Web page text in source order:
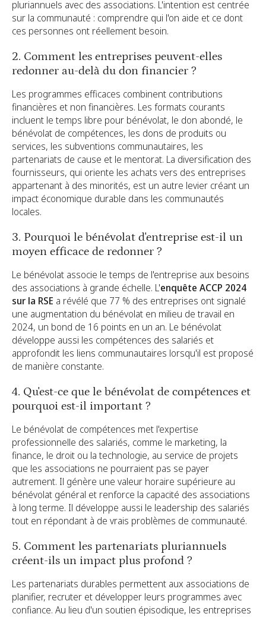
pluriannuels avec des associations. L'intention est centrée
sur la communauté : comprendre qui l'on aide et ce dont
ces personnes ont réellement besoin.
2. Comment les entreprises peuvent-elles
redonner au-delà du don financier ?
Les programmes efficaces combinent contributions
financières et non financières. Les formats courants
incluent le temps libre pour bénévolat, le don abondé, le
bénévolat de compétences, les dons de produits ou
services, les subventions communautaires, les
partenariats de cause et le mentorat. La diversification des
fournisseurs, qui oriente les achats vers des entreprises
appartenant à des minorités, est un autre levier créant un
impact économique durable dans les communautés
locales.
3. Pourquoi le bénévolat d'entreprise est-il un
moyen efficace de redonner ?
Le bénévolat associe le temps de l'entreprise aux besoins
des associations à grande échelle. L'enquête ACCP 2024
sur la RSE a révélé que 77 % des entreprises ont signalé
une augmentation du bénévolat en milieu de travail en
2024, un bond de 16 points en un an. Le bénévolat
développe aussi les compétences des salariés et
approfondit les liens communautaires lorsqu'il est proposé
de manière constante.
4. Qu'est-ce que le bénévolat de compétences et
pourquoi est-il important ?
Le bénévolat de compétences met l'expertise
professionnelle des salariés, comme le marketing, la
finance, le droit ou la technologie, au service de projets
que les associations ne pourraient pas se payer
autrement. Il génère une valeur horaire supérieure au
bénévolat général et renforce la capacité des associations
à long terme. Il développe aussi le leadership des salariés
tout en répondant à de vrais problèmes de communauté.
5. Comment les partenariats pluriannuels
créent-ils un impact plus profond ?
Les partenariats durables permettent aux associations de
planifier, recruter et développer leurs programmes avec
confiance. Au lieu d'un soutien épisodique, les entreprises